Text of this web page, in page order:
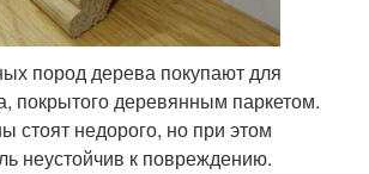
пород дерева покупают для
покрытого деревянным паркетом.
стоят недорого, но при этом
неустойчив к повреждению.